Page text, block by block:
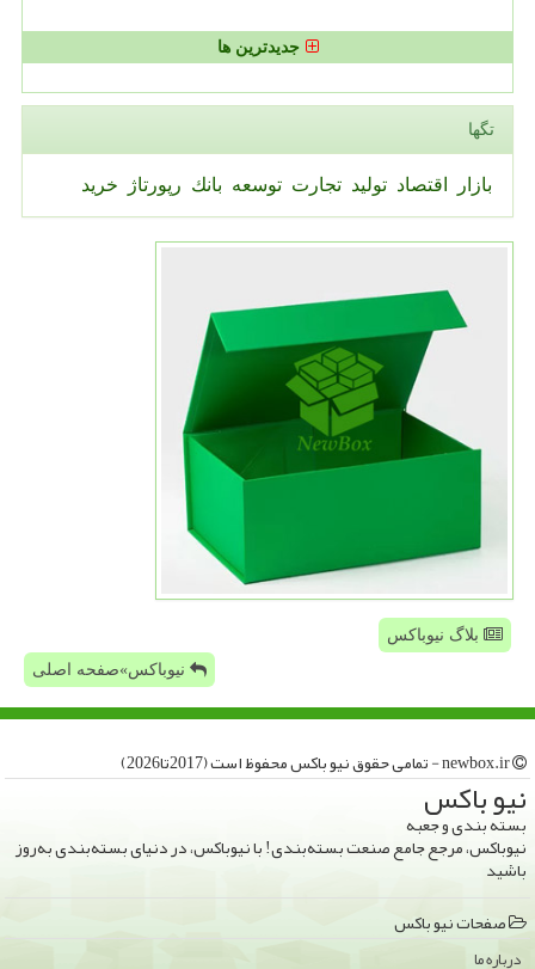
جدیدترین ها
تگها
بازار اقتصاد تولید تجارت توسعه بانك رپورتاژ خرید
بلاگ نیوباکس
نیوباکس»صفحه اصلی
نیو باكس
بسته بندی و جعبه
نیوباکس، مرجع جامع صنعت بسته‌بندی! با نیوباکس، در دنیای بسته‌بندی به‌روز
باشید
صفحات نیو باكس
درباره ما